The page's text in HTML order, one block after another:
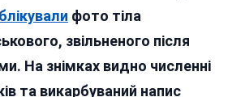
Захисник
Показав
фото тіла
звільненого після
На знімках видно численні
та викарбуваний напис